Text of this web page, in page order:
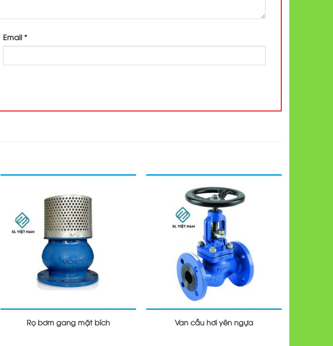
Email *
Rọ bơm gang mặt bích Van cầu hơi yên ngựa